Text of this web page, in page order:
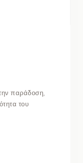
παράδοση,
του